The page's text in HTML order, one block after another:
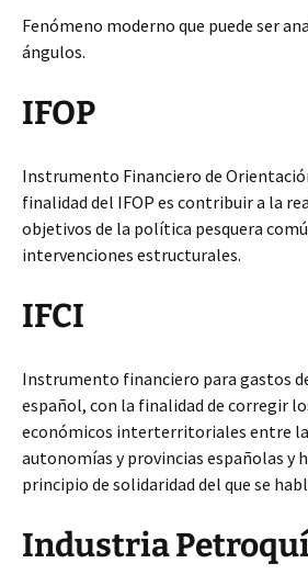
Fenómeno moderno que puede ser
ángulos.
IFOP
Instrumento Financiero de
finalidad del IFOP es contribuir a la
objetivos de la política pesquera
intervenciones estructurales.
IFCI
Instrumento financiero para gastos
español, con la finalidad de corregir
económicos interterritoriales entre
autonomías y provincias españolas y
principio de solidaridad del que se
Industria